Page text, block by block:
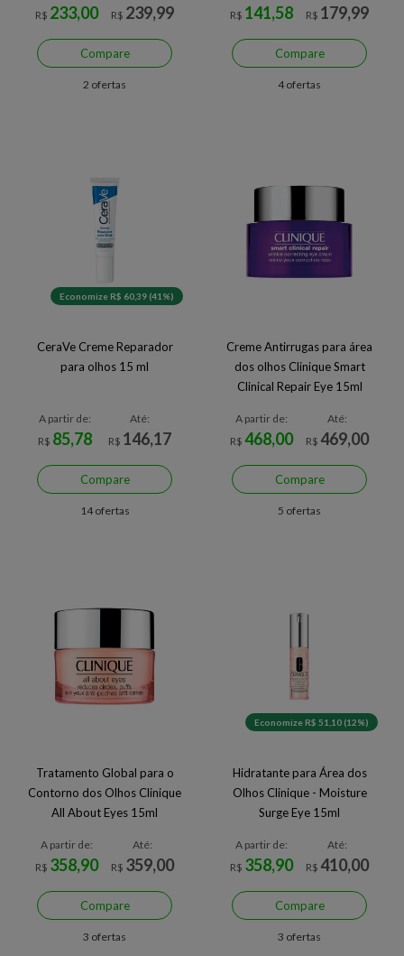
R$ 233,00
R$ 239,99
Compare
2 ofertas
R$ 141,58
R$ 179,99
Compare
4 ofertas
Economize R$ 60,39 (41%)
CeraVe Creme Reparador
para olhos 15 ml
A partir de:
R$ 85,78
Até:
R$ 146,17
Compare
14 ofertas
Creme Antirrugas para área
dos olhos Clinique Smart
Clinical Repair Eye 15ml
A partir de:
R$ 468,00
Até:
R$ 469,00
Compare
5 ofertas
Tratamento Global para o
Contorno dos Olhos Clinique
All About Eyes 15ml
A partir de:
R$ 358,90
Até:
R$ 359,00
Compare
3 ofertas
Economize R$ 51,10 (12%)
Hidratante para Área dos
Olhos Clinique - Moisture
Surge Eye 15ml
A partir de:
R$ 358,90
Até:
R$ 410,00
Compare
3 ofertas